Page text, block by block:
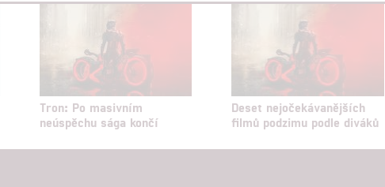
Tron: Po masivním
neúspěchu sága končí
Deset nejočekávanějších
filmů podzimu podle diváků